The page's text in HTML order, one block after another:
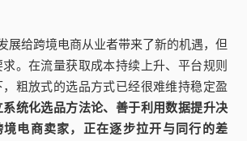
展给跨境电商从业者带来了新的机遇，但
。在流量获取成本持续上升、平台规则
粗放式的选品方式已经很难维持稳定盈
统化选品方法论、善于利用数据提升决
电商卖家，正在逐步拉开与同行的差